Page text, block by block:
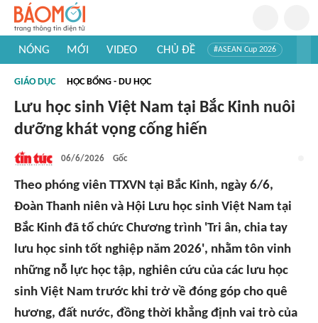
NÓNG MỚI VIDEO CHỦ ĐỀ #ASEAN Cup 2026
#Khám phá thế giới
GIÁO DỤC HỌC BỔNG - DU HỌC
Lưu học sinh Việt Nam tại Bắc Kinh nuôi
dưỡng khát vọng cống hiến
06/6/2026 Gốc
Theo phóng viên TTXVN tại Bắc Kinh, ngày 6/6,
Đoàn Thanh niên và Hội Lưu học sinh Việt Nam tại
Bắc Kinh đã tổ chức Chương trình 'Tri ân, chia tay
lưu học sinh tốt nghiệp năm 2026', nhằm tôn vinh
những nỗ lực học tập, nghiên cứu của các lưu học
sinh Việt Nam trước khi trở về đóng góp cho quê
hương, đất nước, đồng thời khẳng định vai trò của